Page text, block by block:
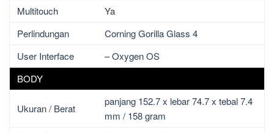
Multitouch
Ya
Perlindungan
Corning Gorilla Glass 4
User Interface
– Oxygen OS
BODY
Ukuran / Berat
panjang 152.7 x lebar 74.7 x tebal 7.4
mm / 158 gram